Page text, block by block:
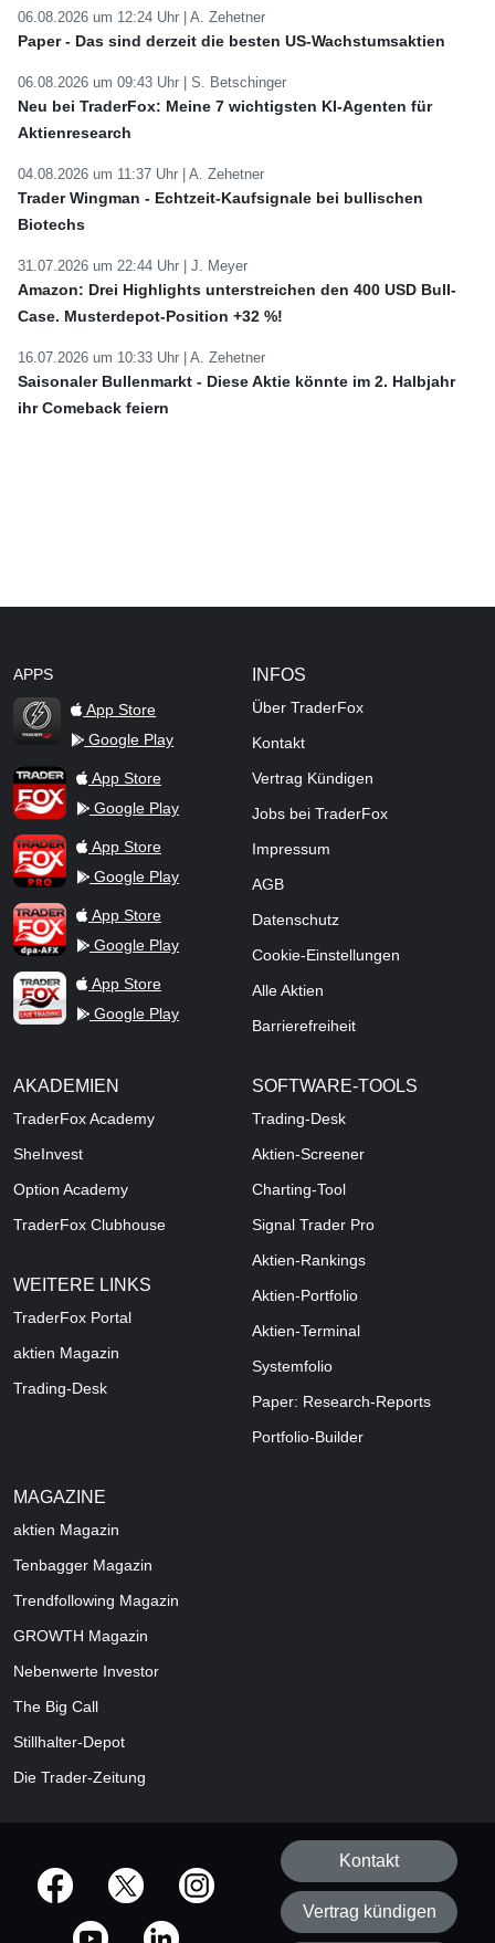
06.08.2026 um 12:24 Uhr | A. Zehetner
Paper - Das sind derzeit die besten US-Wachstumsaktien
06.08.2026 um 09:43 Uhr | S. Betschinger
Neu bei TraderFox: Meine 7 wichtigsten KI-Agenten für
Aktienresearch
04.08.2026 um 11:37 Uhr | A. Zehetner
Trader Wingman - Echtzeit-Kaufsignale bei bullischen
Biotechs
31.07.2026 um 22:44 Uhr | J. Meyer
Amazon: Drei Highlights unterstreichen den 400 USD Bull-
Case. Musterdepot-Position +32 %!
16.07.2026 um 10:33 Uhr | A. Zehetner
Saisonaler Bullenmarkt - Diese Aktie könnte im 2. Halbjahr
ihr Comeback feiern
APPS
TraderFox Flash
App Store
Google Play
TraderFox AppApp Store
Google Play
TraderFox ProApp Store
Google Play
TraderFox dpa-AFX ProFeed
App Store
Google Play
TraderFox Live Trading
App Store
Google Play
INFOS
Über TraderFox
Kontakt
Vertrag Kündigen
Jobs bei TraderFox
Impressum
AGB
Datenschutz
Cookie-Einstellungen
Alle Aktien
Barrierefreiheit
AKADEMIEN
TraderFox Academy
SheInvest
Option Academy
TraderFox Clubhouse
WEITERE LINKS
TraderFox Portal
aktien Magazin
Trading-Desk
SOFTWARE-TOOLS
Trading-Desk
Aktien-Screener
Charting-Tool
Signal Trader Pro
Aktien-Rankings
Aktien-Portfolio
Aktien-Terminal
Systemfolio
Paper: Research-Reports
Portfolio-Builder
MAGAZINE
aktien Magazin
Tenbagger Magazin
Trendfollowing Magazin
GROWTH Magazin
Nebenwerte Investor
The Big Call
Stillhalter-Depot
Die Trader-Zeitung
offizielle Social Media-Accounts
Kontakt
Vertrag kündigen